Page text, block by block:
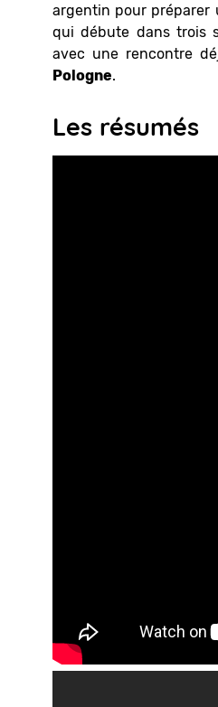
argentin pour préparer
qui débute dans trois
avec une rencontre
Pologne.
Les résumés